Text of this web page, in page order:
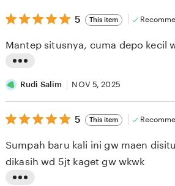
5
out
5
stars
5 This item
i
s
t
n
g
Mantep situsnya, cuma depo kecil
Rudi Salim NOV 5, 2025
5
out
5
stars
5 This item
Sumpah baru kali ini gw maen
dikasih wd 5jt kaget gw wkwk